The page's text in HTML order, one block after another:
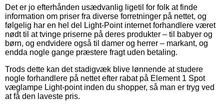
Det er jo efterhånden usædvanlig ligetil for folk at finde
information om priser fra diverse forretninger på nettet, og
følgelig har en hel del Light-Point internet forhandlere været
nødt til at tvinge priserne på deres produkter – til babyer og
børn, og endvidere også til damer og herrer – markant, og
endda nogle gange præstere fragt uden betaling.
Trods dette kan det stadigvæk blive lønnende at studere
nogle forhandlere på nettet efter rabat på Element 1 Spot
væglampe Light-point inden du shopper, så man er tryg ved
at få den laveste pris.